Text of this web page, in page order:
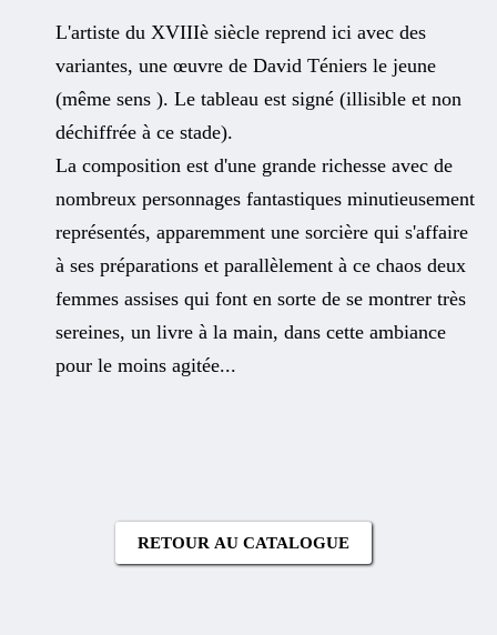
L'artiste du XVIIIè siècle reprend ici avec des
variantes, une œuvre de David Téniers le jeune
(même sens ). Le tableau est signé (illisible et non
déchiffrée à ce stade).
La composition est d'une grande richesse avec de
nombreux personnages fantastiques minutieusement
représentés, apparemment une sorcière qui s'affaire
à ses préparations et parallèlement à ce chaos deux
femmes assises qui font en sorte de se montrer très
sereines, un livre à la main, dans cette ambiance
pour le moins agitée...
RETOUR AU CATALOGUE